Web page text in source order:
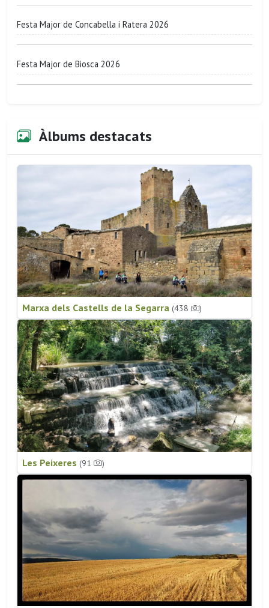
Festa Major de Concabella i Ratera 2026
Festa Major de Biosca 2026
Àlbums destacats
Marxa dels Castells de la Segarra (438 )
Les Peixeres (91 )